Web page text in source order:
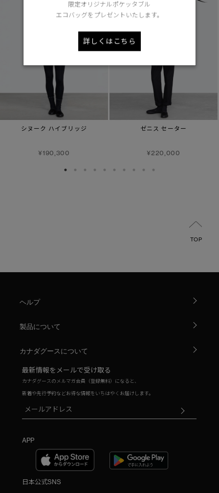
シヌーク ハイブリッジ
¥190,300
ゼニス セーター
¥220,000
TOP
ヘルプ
製品について
カナダグースについて
最新情報をメールで受け取る
カナダグースのメルマガ会員（登録無料）になると、
新着や先行予約などお得な情報をいちはやくお届けします。
APP
日本公式SNS
限定オリジナルポケッタブル
エコバッグをプレゼントいたします。
詳しくはこちら